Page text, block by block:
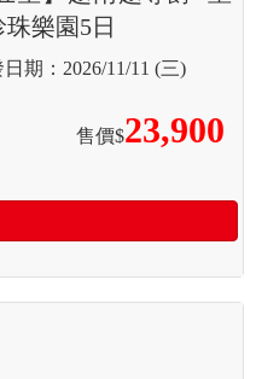
樂園5日
2026/11/11 (三)
售價$23,900